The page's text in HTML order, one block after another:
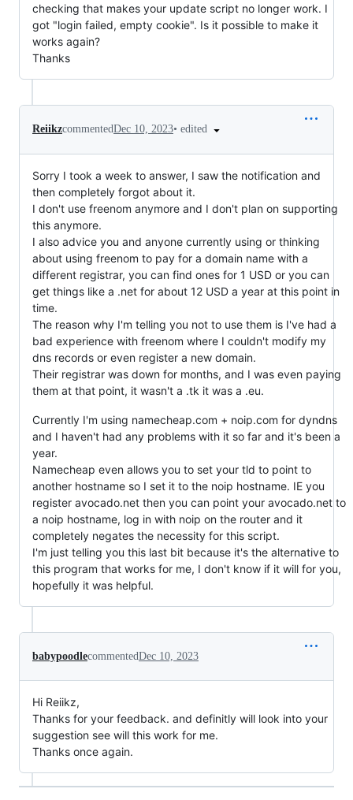
checking that makes your update script no longer work. I
got "login failed, empty cookie". Is it possible to make it
works again?
Thanks
ReiikzcommentedDec 10, 2023• edited
Sorry I took a week to answer, I saw the notification and
then completely forgot about it.
I don't use freenom anymore and I don't plan on supporting
this anymore.
I also advice you and anyone currently using or thinking
about using freenom to pay for a domain name with a
different registrar, you can find ones for 1 USD or you can
get things like a .net for about 12 USD a year at this point in
time.
The reason why I'm telling you not to use them is I've had a
bad experience with freenom where I couldn't modify my
dns records or even register a new domain.
Their registrar was down for months, and I was even paying
them at that point, it wasn't a .tk it was a .eu.
Currently I'm using namecheap.com + noip.com for dyndns
and I haven't had any problems with it so far and it's been a
year.
Namecheap even allows you to set your tld to point to
another hostname so I set it to the noip hostname. IE you
register avocado.net then you can point your avocado.net to
a noip hostname, log in with noip on the router and it
completely negates the necessity for this script.
I'm just telling you this last bit because it's the alternative to
this program that works for me, I don't know if it will for you,
hopefully it was helpful.
babypoodlecommentedDec 10, 2023
Hi Reiikz,
Thanks for your feedback. and definitly will look into your
suggestion see will this work for me.
Thanks once again.